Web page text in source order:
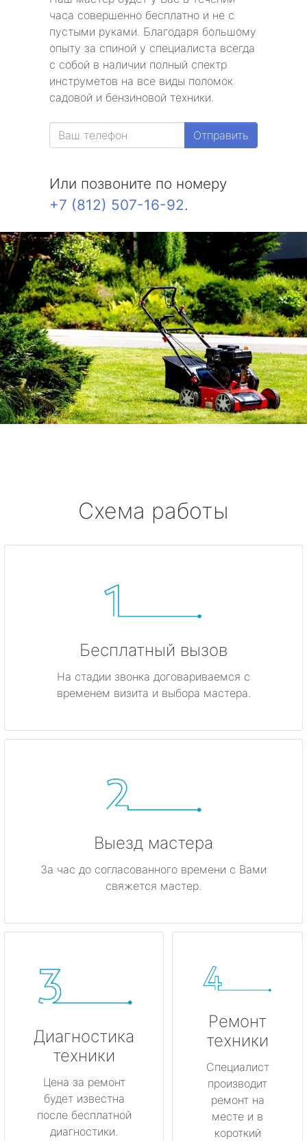
часа совершенно бесплатно и не с
пустыми руками. Благодаря большому
опыту за спиной у специалиста всегда
с собой в наличии полный спектр
инструметов на все виды поломок
садовой и бензиновой техники.
Отправить
Или позвоните по номеру
+7 (812) 507-16-92.
Схема работы
Бесплатный вызов
На стадии звонка договариваемся с
временем визита и выбора мастера.
Выезд мастера
За час до согласованного времени с Вами
свяжется мастер.
Диагностика
техники
Цена за ремонт
будет известна
после бесплатной
диагностики.
Ремонт
техники
Специалист
производит
ремонт на
месте и в
короткий